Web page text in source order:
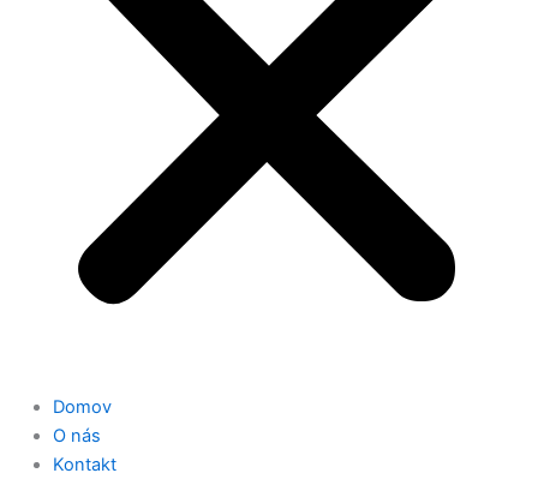
Domov
O nás
Kontakt